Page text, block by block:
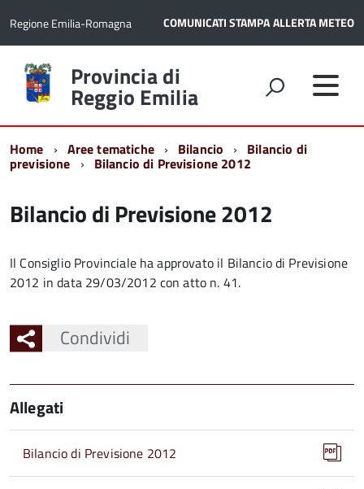
Regione Emilia-Romagna COMUNICATI STAMPAALLERTA METEO
Torna
alla
home
Provincia di
Reggio Emilia
Home Aree tematiche Bilancio Bilancio di
previsione Bilancio di Previsione 2012
Bilancio di Previsione 2012
Il Consiglio Provinciale ha approvato il Bilancio di Previsione
2012 in data 29/03/2012 con atto n. 41.
Condividi
Allegati
Bilancio di Previsione 2012